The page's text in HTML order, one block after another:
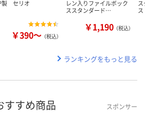
製 セリオ
￥390～ （税込）
レン入りファイルボック
ススタンダード…
￥1,190 （税込）
ス
ランキングをもっと見る
すすめ商品 スポンサー